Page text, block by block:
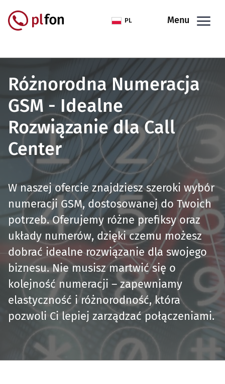
PL Menu
Różnorodna Numeracja
GSM - Idealne
Rozwiązanie dla Call
Center
W naszej ofercie znajdziesz szeroki wybór
numeracji GSM, dostosowanej do Twoich
potrzeb. Oferujemy różne prefiksy oraz
układy numerów, dzięki czemu możesz
dobrać idealne rozwiązanie dla swojego
biznesu. Nie musisz martwić się o
kolejność numeracji – zapewniamy
elastyczność i różnorodność, która
pozwoli Ci lepiej zarządzać połączeniami.